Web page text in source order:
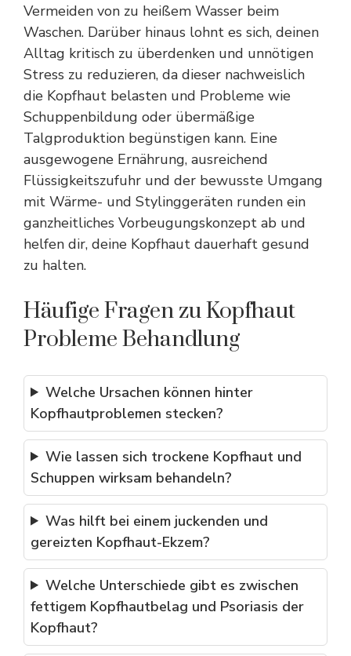
Vermeiden von zu heißem Wasser beim
Waschen. Darüber hinaus lohnt es sich, deinen
Alltag kritisch zu überdenken und unnötigen
Stress zu reduzieren, da dieser nachweislich
die Kopfhaut belasten und Probleme wie
Schuppenbildung oder übermäßige
Talgproduktion begünstigen kann. Eine
ausgewogene Ernährung, ausreichend
Flüssigkeitszufuhr und der bewusste Umgang
mit Wärme- und Stylinggeräten runden ein
ganzheitliches Vorbeugungskonzept ab und
helfen dir, deine Kopfhaut dauerhaft gesund
zu halten.
Häufige Fragen zu Kopfhaut
Probleme Behandlung
Welche Ursachen können hinter
Kopfhautproblemen stecken?
Wie lassen sich trockene Kopfhaut und
Schuppen wirksam behandeln?
Was hilft bei einem juckenden und
gereizten Kopfhaut-Ekzem?
Welche Unterschiede gibt es zwischen
fettigem Kopfhautbelag und Psoriasis der
Kopfhaut?